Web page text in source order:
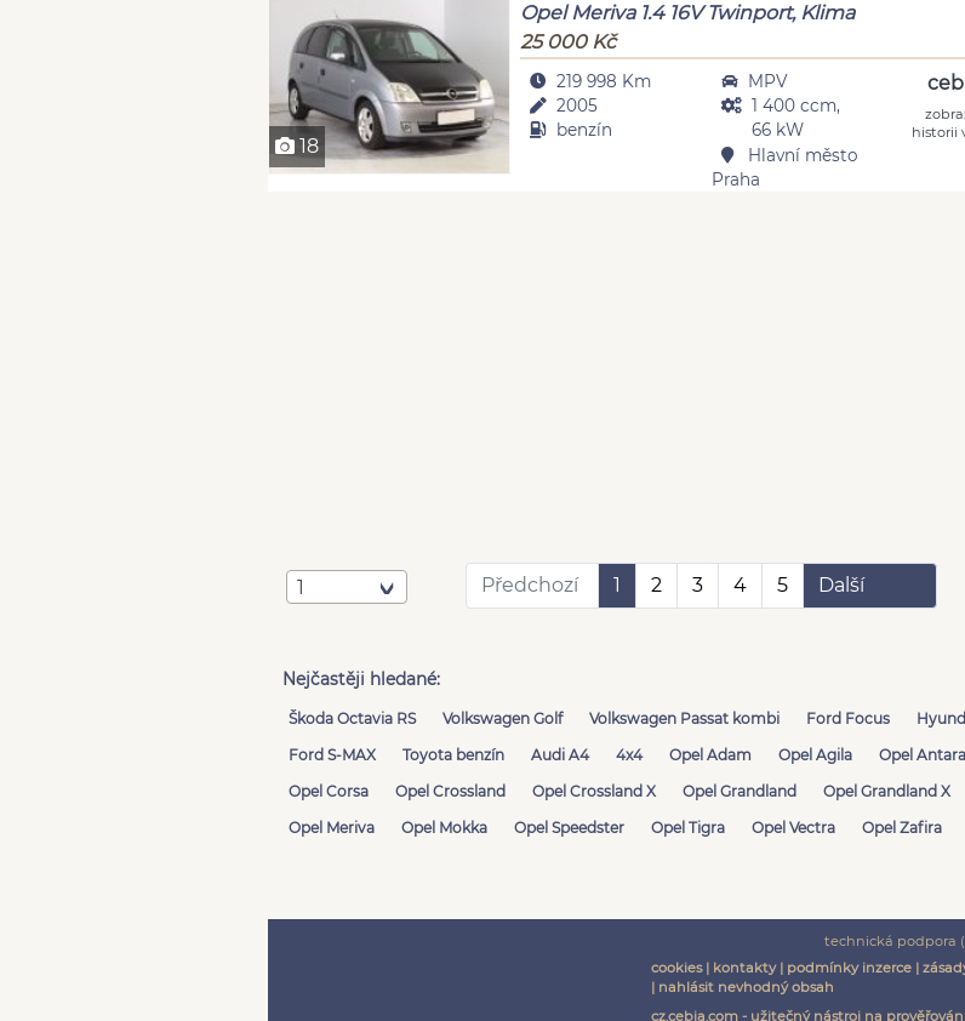
18
Opel Meriva 1.4 16V Twinport, Klima
25 000 Kč
219 998 Km
2005
benzín
MPV
1 400 ccm,
66 kW
Hlavní město
Praha
historii
1 Předchozí 1 2 3 4 5 Další
Nejčastěji hledané:
Škoda Octavia RS Volkswagen Golf Volkswagen Passat kombi Ford Focus
Ford S-MAX
Toyota benzín Audi A4 4x4 Opel Adam Opel Agila Opel Antara
Opel Corsa
Opel Crossland Opel Crossland X Opel Grandland Opel Grandland X
Opel Meriva
Opel Mokka Opel Speedster Opel Tigra Opel Vectra Opel Zafira
technická podpora
cookies| kontakty| podmínky inzerce|
| nahlásit nevhodný obsah
cz.cebia.com - užitečný nástroj na